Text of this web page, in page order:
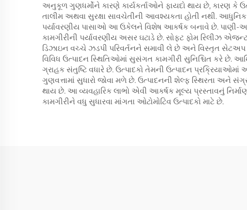
અનુકૂળ ગુણધર્મોને કારણે કાર્યકર્તાઓને ફાયદો થાય છે, કારણ કે
તાલીમ અથવા સુરક્ષા સાવચેતીની આવશ્યકતા હોતી નથી.
પર્યાવરણીય પાસાઓ આ ઉકેલને વિશેષ આકર્ષક બનાવે છે.
કામગીરીની પર્યાવરણીય અસર ઘટાડે છે. સોફ્ટ ફોમ રિલીઝ
ડિઝાઇન વચ્ચે ઝડપી પરિવર્તનને સમાવી લે છે અને વિસ્તૃત સેટઅપ
વિવિધ ઉત્પાદન સ્થિતિઓમાં સુસંગત કામગીરી સુનિશ્ચિત કરે છે.
ગ્રાહક સંતુષ્ટિ વધારે છે. ઉત્પાદકો તેમની ઉત્પાદન
ગુણવત્તામાં સુધારો જોવા મળે છે. ઉત્પાદનની શેલ્ફ સ્થિરતા અને
થાય છે. આ વ્યવહારિક લાભો એવી આકર્ષક મૂલ્ય પ્રસ્તાવનું
કામગીરીને વધુ સુધારવા માંગતા ઓટોમોટિવ ઉત્પાદકો માટે છે.